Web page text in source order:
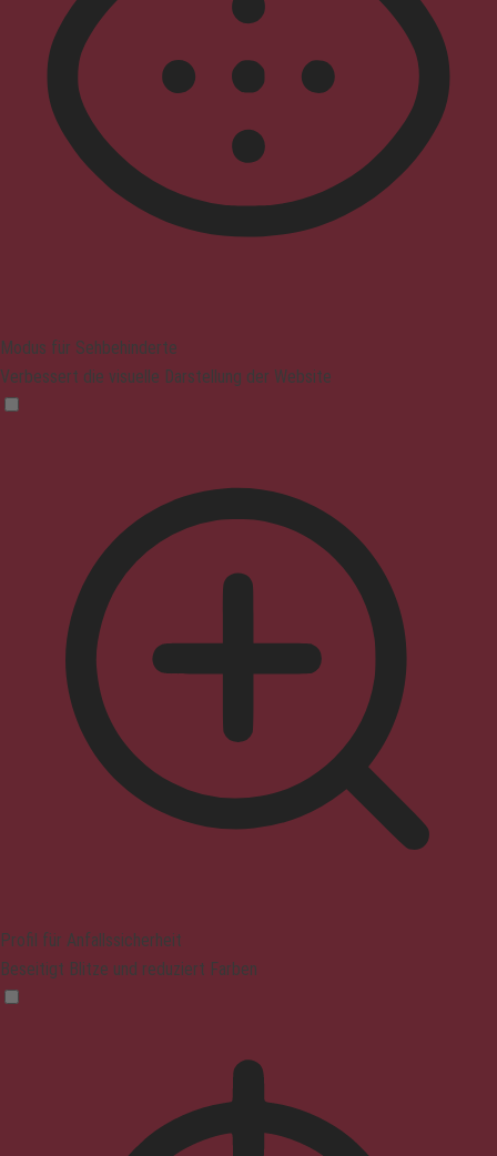
Modus für Sehbehinderte
Verbessert die visuelle Darstellung der Website
Profil für Anfallssicherheit
Beseitigt Blitze und reduziert Farben